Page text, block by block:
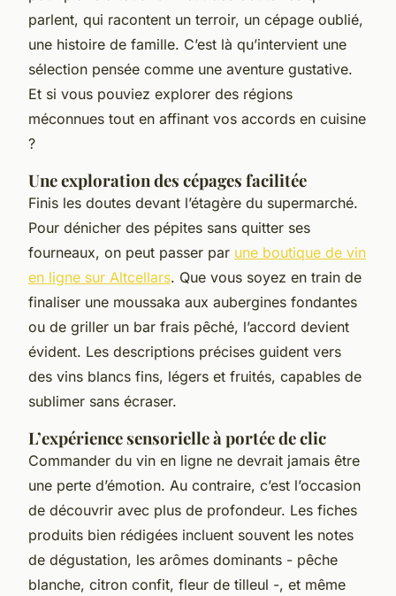
parlent, qui racontent un terroir, un cépage oublié,
une histoire de famille. C’est là qu’intervient une
sélection pensée comme une aventure gustative.
Et si vous pouviez explorer des régions
méconnues tout en affinant vos accords en cuisine
?
Une exploration des cépages facilitée
Finis les doutes devant l’étagère du supermarché.
Pour dénicher des pépites sans quitter ses
fourneaux, on peut passer par une boutique de vin
en ligne sur Altcellars. Que vous soyez en train de
finaliser une moussaka aux aubergines fondantes
ou de griller un bar frais pêché, l’accord devient
évident. Les descriptions précises guident vers
des vins blancs fins, légers et fruités, capables de
sublimer sans écraser.
L’expérience sensorielle à portée de clic
Commander du vin en ligne ne devrait jamais être
une perte d’émotion. Au contraire, c’est l’occasion
de découvrir avec plus de profondeur. Les fiches
produits bien rédigées incluent souvent les notes
de dégustation, les arômes dominants - pêche
blanche, citron confit, fleur de tilleul -, et même